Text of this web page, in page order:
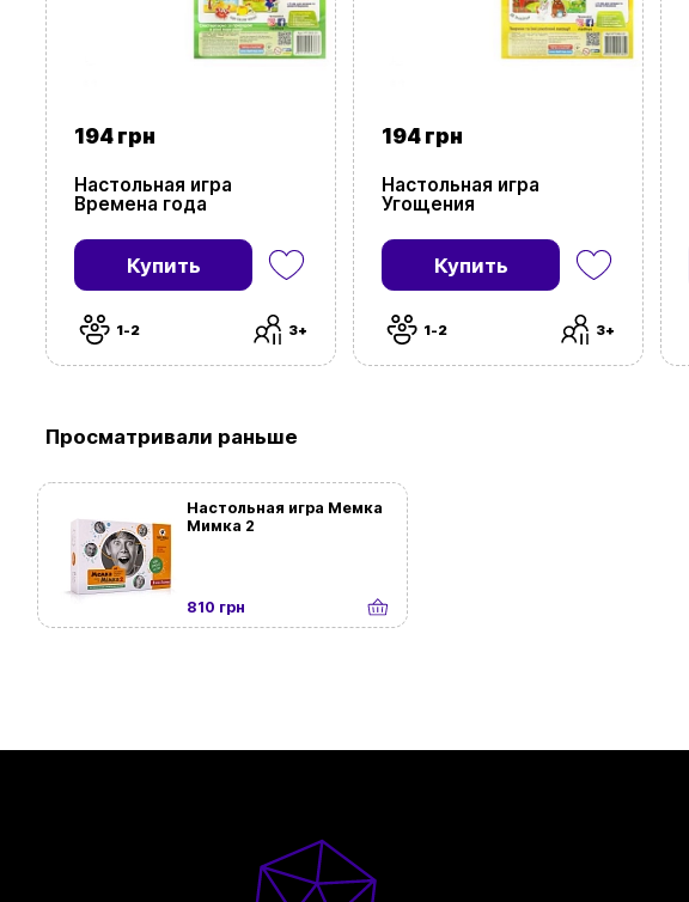
194 грн
Настольная игра
Времена года
Купить
1-2 3+
194 грн
Настольная игра
Угощения
Купить
1-2 3+
Просматривали раньше
Настольная игра Мемка
Мимка 2
810 грн